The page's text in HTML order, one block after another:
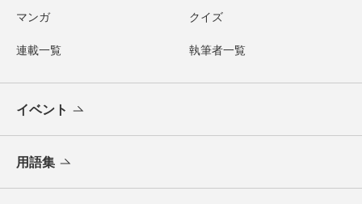
マンガ クイズ
連載一覧 執筆者一覧
イベント
用語集